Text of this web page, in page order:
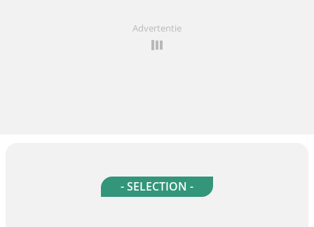
Advertentie
- SELECTION -